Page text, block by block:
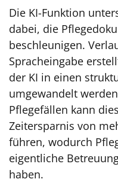
Die KI-Funktion
dabei, die
beschleunigen.
Spracheingabe
der KI in einen
umgewandelt
Pflegefällen kann
Zeitersparnis von
führen, wodurch
eigentliche
haben.